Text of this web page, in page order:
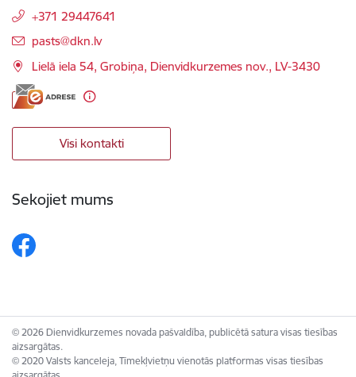
+371 29447641
E-pasts:
pasts@dkn.lv
Lielā iela 54, Grobiņa, Dienvidkurzemes nov., LV-3430
Visi kontakti
Sekojiet mums
© 2026 Dienvidkurzemes novada pašvaldība, publicētā satura visas tiesības
aizsargātas.
© 2020 Valsts kanceleja, Tīmekļvietņu vienotās platformas visas tiesības